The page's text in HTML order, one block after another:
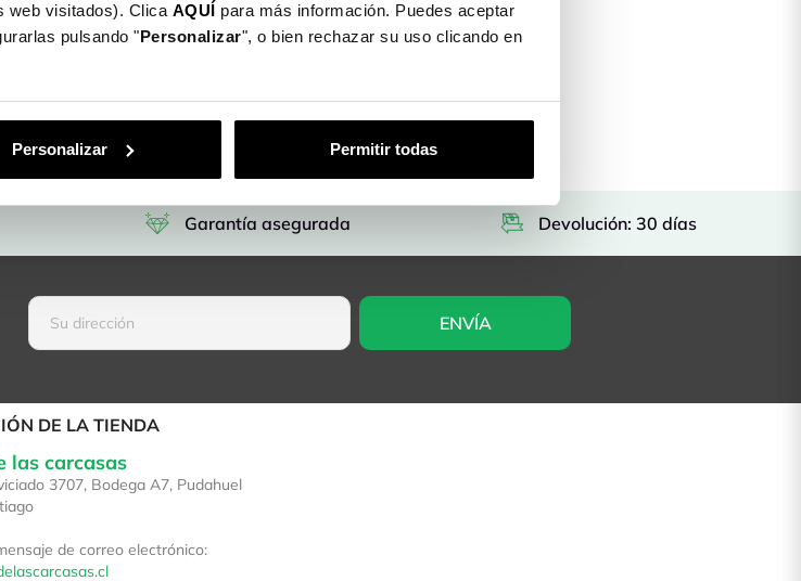
web visitados). Clica AQUÍ para más información. Puedes aceptar
pulsando "Personalizar", o bien rechazar su uso clicando en
Personalizar Permitir todas
Garantía asegurada Devolución: 30 días
DE LA TIENDA
las carcasas
3707, Bodega A7, Pudahuel
de correo electrónico: